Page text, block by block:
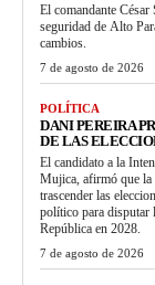
El comandante
seguridad de Alto
cambios.
7 de agosto de 2026
POLÍTICA
DANI PEREIRA
DE LAS
El candidato a la
Mujica, afirmó que la
trascender las
político para disputar
República en 2028.
7 de agosto de 2026